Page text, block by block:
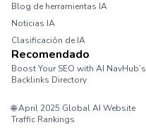
Blog de herramientas IA
Noticias IA
Clasificación de IA
Recomendado
Boost Your SEO with AI NavHub’s
Backlinks Directory
🌐 April 2025 Global AI Website
Traffic Rankings